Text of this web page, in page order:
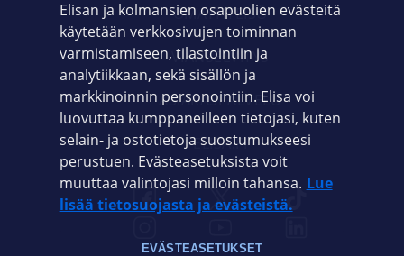
OMAYHTEISÖ
VIANSELVITYS
ASIAKASPALVELU
ELISA.FI
Elisan ja kolmansien osapuolien evästeitä
käytetään verkkosivujen toiminnan
varmistamiseen, tilastointiin ja
analytiikkaan, sekä sisällön ja
markkinoinnin personointiin. Elisa voi
luovuttaa kumppaneilleen tietojasi, kuten
selain- ja ostotietoja suostumukseesi
perustuen. Evästeasetuksista voit
muuttaa valintojasi milloin tahansa. Lue
lisää tietosuojasta ja evästeistä.
EVÄSTEASETUKSET